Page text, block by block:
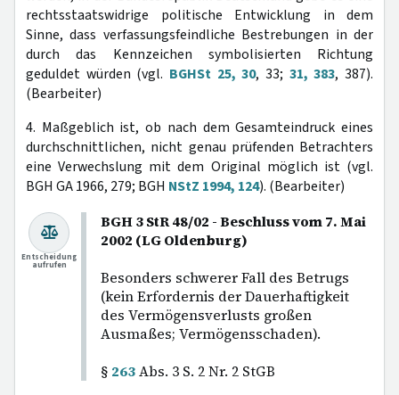
rechtsstaatswidrige politische Entwicklung in dem
Sinne, dass verfassungsfeindliche Bestrebungen in der
durch das Kennzeichen symbolisierten Richtung
geduldet würden (vgl. BGHSt 25, 30, 33; 31, 383, 387).
(Bearbeiter)
4. Maßgeblich ist, ob nach dem Gesamteindruck eines
durchschnittlichen, nicht genau prüfenden Betrachters
eine Verwechslung mit dem Original möglich ist (vgl.
BGH GA 1966, 279; BGH NStZ 1994, 124). (Bearbeiter)
BGH 3 StR 48/02 - Beschluss vom 7. Mai
2002 (LG Oldenburg)
Besonders schwerer Fall des Betrugs
(kein Erfordernis der Dauerhaftigkeit
des Vermögensverlusts großen
Ausmaßes; Vermögensschaden).
§ 263Abs. 3 S. 2 Nr. 2 StGB
Entscheidung
aufrufen